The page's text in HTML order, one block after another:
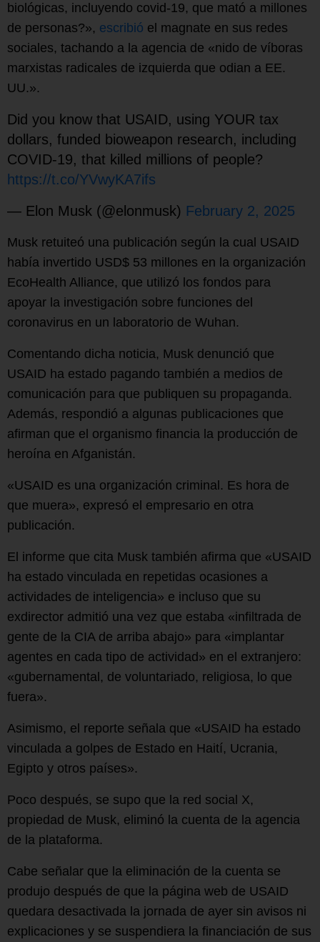
biológicas, incluyendo covid-19, que mató a millones
de personas?», escribió el magnate en sus redes
sociales, tachando a la agencia de «nido de víboras
marxistas radicales de izquierda que odian a EE.
UU.».
Did you know that USAID, using YOUR tax
dollars, funded bioweapon research, including
COVID-19, that killed millions of people?
https://t.co/YVwyKA7ifs
— Elon Musk (@elonmusk) February 2, 2025
Musk retuiteó una publicación según la cual USAID
había invertido USD$ 53 millones en la organización
EcoHealth Alliance, que utilizó los fondos para
apoyar la investigación sobre funciones del
coronavirus en un laboratorio de Wuhan.
Comentando dicha noticia, Musk denunció que
USAID ha estado pagando también a medios de
comunicación para que publiquen su propaganda.
Además, respondió a algunas publicaciones que
afirman que el organismo financia la producción de
heroína en Afganistán.
«USAID es una organización criminal. Es hora de
que muera», expresó el empresario en otra
publicación.
El informe que cita Musk también afirma que «USAID
ha estado vinculada en repetidas ocasiones a
actividades de inteligencia» e incluso que su
exdirector admitió una vez que estaba «infiltrada de
gente de la CIA de arriba abajo» para «implantar
agentes en cada tipo de actividad» en el extranjero:
«gubernamental, de voluntariado, religiosa, lo que
fuera».
Asimismo, el reporte señala que «USAID ha estado
vinculada a golpes de Estado en Haití, Ucrania,
Egipto y otros países».
Poco después, se supo que la red social X,
propiedad de Musk, eliminó la cuenta de la agencia
de la plataforma.
Cabe señalar que la eliminación de la cuenta se
produjo después de que la página web de USAID
quedara desactivada la jornada de ayer sin avisos ni
explicaciones y se suspendiera la financiación de sus